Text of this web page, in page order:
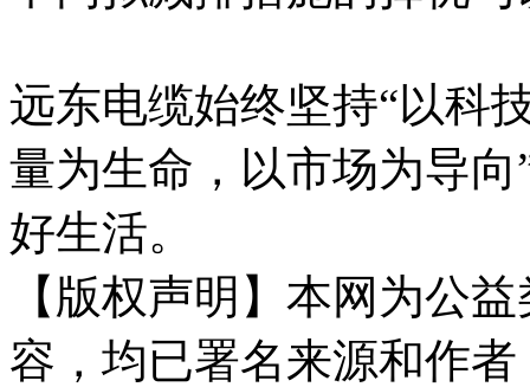
远东电缆始终坚持“以科
量为生命，以市场为导
好生活。
【版权声明】本网为公
容，均已署名来源和作